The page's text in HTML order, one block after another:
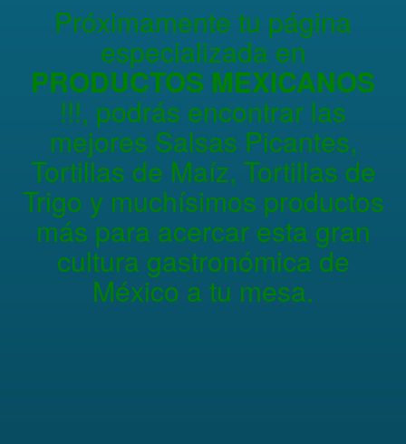
Próximamente tu página
especializada en
PRODUCTOS MEXICANOS
!!!, podrás encontrar las
mejores Salsas Picantes,
Tortillas de Maíz, Tortillas de
Trigo y muchísimos productos
más para acercar esta gran
cultura gastronómica de
México a tu mesa.